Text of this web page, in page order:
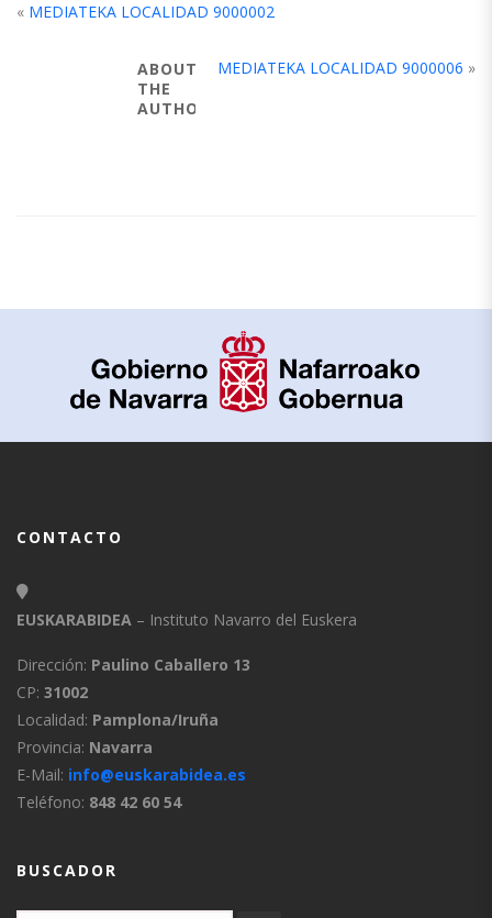
« MEDIATEKA LOCALIDAD 9000002
MEDIATEKA LOCALIDAD 9000006 »
ABOUT
THE
AUTHOR
CONTACTO
EUSKARABIDEA – Instituto Navarro del Euskera
Dirección: Paulino Caballero 13
CP: 31002
Localidad: Pamplona/Iruña
Provincia: Navarra
E-Mail: info@euskarabidea.es
Teléfono: 848 42 60 54
BUSCADOR